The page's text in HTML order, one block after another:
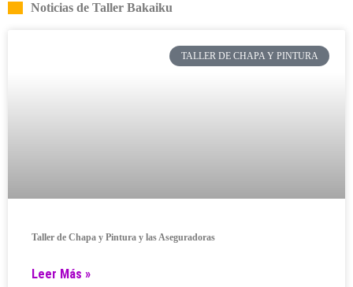
Noticias de Taller Bakaiku
TALLER DE CHAPA Y PINTURA
Taller de Chapa y Pintura y las Aseguradoras
Leer Más »